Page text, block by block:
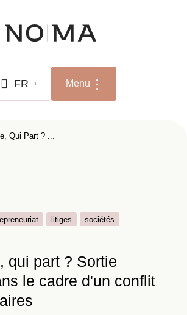
FR
FR
Menu
Qui Part ? ...
litiges sociétés
qui part ? Sortie
le cadre d'un conflit